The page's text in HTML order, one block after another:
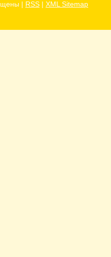
| RSS | XML Sitemap